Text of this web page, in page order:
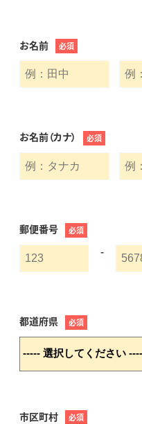
お名前 必須
お名前（カナ） 必須
郵便番号 必須
-
都道府県 必須
市区町村 必須